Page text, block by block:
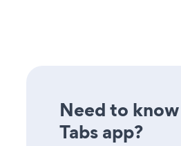
Need to
Tabs app?